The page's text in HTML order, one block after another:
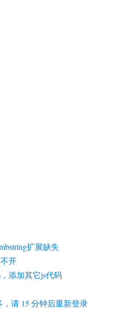
扩展缺失
开
添加其它js代码
，请 15 分钟后重新登录